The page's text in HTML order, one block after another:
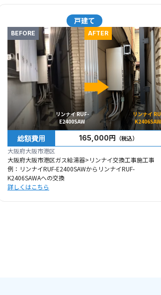
戸建て
BEFORE
リンナイ RUF-
E2400SAW
AFTER
リンナイ
総額費用 165,000円 （税込）
大阪府大阪市港区
大阪府大阪市港区ガス給湯器>リンナイ交換工事施工事
例：リンナイRUF-E2400SAWからリンナイRUF-
K2406SAWAへの交換
詳しくはこちら